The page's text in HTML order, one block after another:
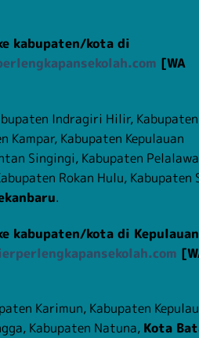
kabupaten/kota di
[WA
Indragiri Hilir, Kabupaten
Kampar, Kabupaten Kepulauan
Singingi, Kabupaten
Rokan Hulu, Kabupaten
.
kabupaten/kota di
Karimun, Kabupaten
Kabupaten Natuna, Kota